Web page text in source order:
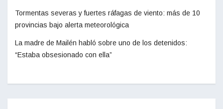
Tormentas severas y fuertes ráfagas de viento: más de 10
provincias bajo alerta meteorológica
La madre de Mailén habló sobre uno de los detenidos:
“Estaba obsesionado con ella”